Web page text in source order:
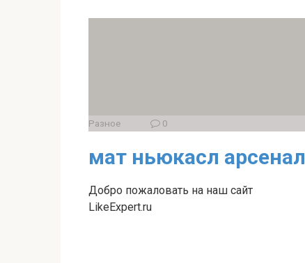
Разное 0
мат ньюкасл арсенал
Добро пожаловать на наш сайт
LikeExpert.ru